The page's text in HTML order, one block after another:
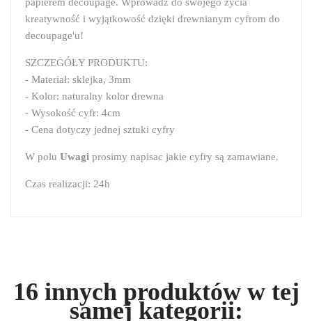
kreatywność i wyjątkowość dzięki drewnianym cyfrom do
decoupage'u!
SZCZEGÓŁY PRODUKTU:
- Materiał: sklejka, 3mm
- Kolor: naturalny kolor drewna
- Wysokość cyfr: 4cm
- Cena dotyczy jednej sztuki cyfry
W polu Uwagi prosimy napisac jakie cyfry są zamawiane.
Czas realizacji: 24h
16 innych produktów w tej
samej kategorii: